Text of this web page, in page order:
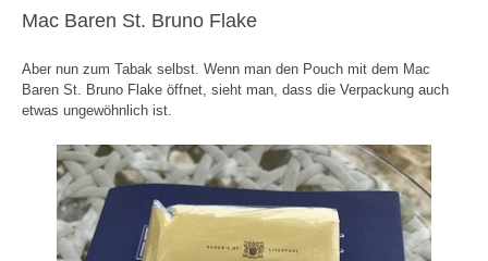
Mac Baren St. Bruno Flake
Aber nun zum Tabak selbst. Wenn man den Pouch mit dem Mac
Baren St. Bruno Flake öffnet, sieht man, dass die Verpackung auch
etwas ungewöhnlich ist.